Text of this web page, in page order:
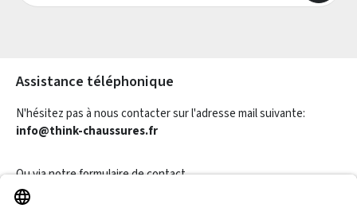
Assistance téléphonique
N'hésitez pas à nous contacter sur l'adresse mail suivante:
info@think-chaussures.fr
Ou via notreformulaire de contact.